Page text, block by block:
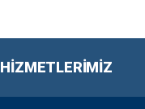
HIZMETLERIMIZ